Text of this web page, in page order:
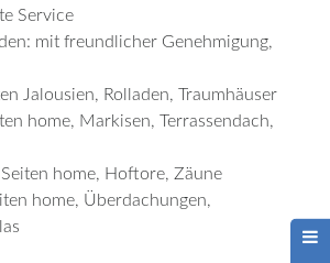
Service
mit freundlicher Genehmigung,
Jalousien, Rolladen, Traumhäuser
home, Markisen, Terrassendach,
home, Hoftore, Zäune
home, Überdachungen,